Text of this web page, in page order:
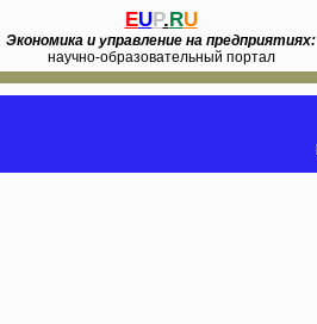
EUP.RU
Экономика и управление на предприятиях:
научно-образовательный портал